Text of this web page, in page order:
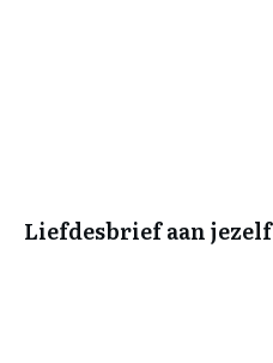
Liefdesbrief aan jezelf